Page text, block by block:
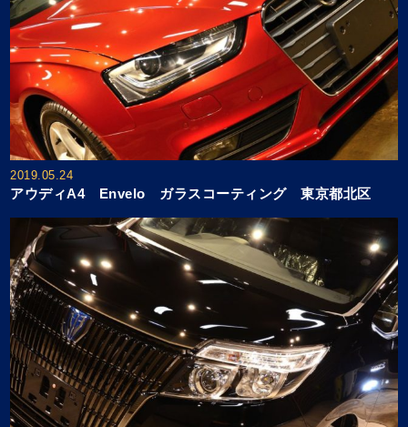
2019.05.24
アウディA4 Envelo ガラスコーティング 東京都北区